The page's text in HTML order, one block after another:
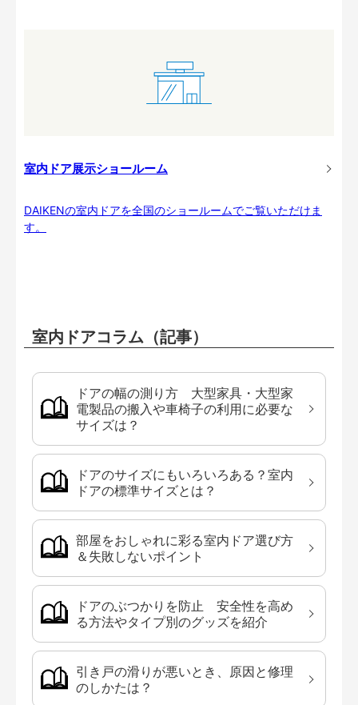
室内ドア展示ショールーム
DAIKENの室内ドアを全国のショールームでご覧いただけま
す。
室内ドアコラム（記事）
ドアの幅の測り方 大型家具・大型家
電製品の搬入や車椅子の利用に必要な
サイズは？
ドアのサイズにもいろいろある？室内
ドアの標準サイズとは？
部屋をおしゃれに彩る室内ドア選び方
＆失敗しないポイント
ドアのぶつかりを防止 安全性を高め
る方法やタイプ別のグッズを紹介
引き戸の滑りが悪いとき、原因と修理
のしかたは？